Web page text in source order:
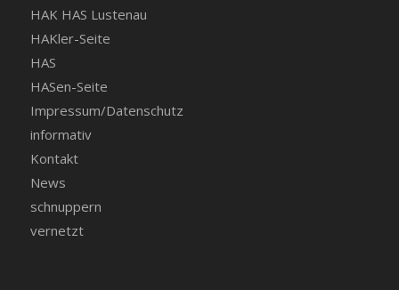
HAK HAS Lustenau
HAKler-Seite
HAS
HASen-Seite
Impressum/Datenschutz
informativ
Kontakt
News
schnuppern
vernetzt